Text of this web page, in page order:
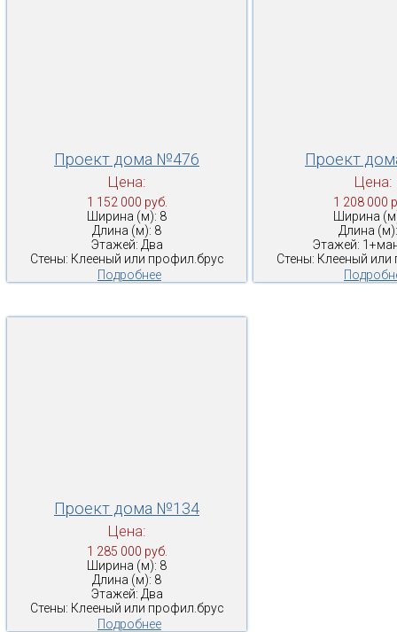
Проект дома №476
Цена:
1 152 000 руб.
Ширина (м): 8
Длина (м): 8
Этажей: Два
Стены: Клееный или профил.брус
Подробнее
Проект
Цена:
1 208 000
Ширина
Длина
Этажей:
Стены: Клееный или
Проект дома №134
Цена:
1 285 000 руб.
Ширина (м): 8
Длина (м): 8
Этажей: Два
Стены: Клееный или профил.брус
Подробнее